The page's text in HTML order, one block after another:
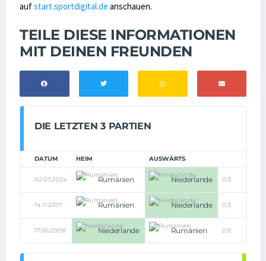
aufstart.sportdigital.de anschauen.
TEILE DIESE INFORMATIONEN
MIT DEINEN FREUNDEN
DIE LETZTEN 3 PARTIEN
DATUM HEIM AUSWÄRTS
02.07.2024 Rumänien Niederlande 0:3
14.11.2017 Rumänien Niederlande 0:3
17.06.2008 Niederlande Rumänien 2:0